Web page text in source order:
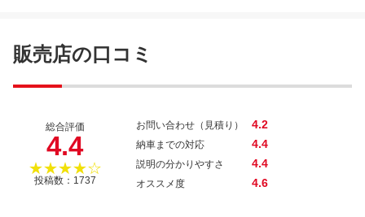
販売店の口コミ
総合評価
4.4
★★★★☆
投稿数：1737
お問い合わせ（見積り） 4.2
納車までの対応 4.4
説明の分かりやすさ 4.4
オススメ度 4.6